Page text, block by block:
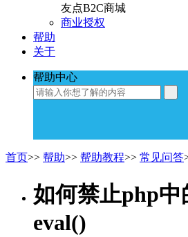
友点B2C商城
商业授权
帮助
关于
帮助中心
首页>> 帮助>> 帮助教程>> 常见问答
如何禁止php中
eval()